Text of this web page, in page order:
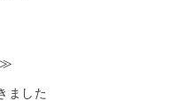
≫
ました